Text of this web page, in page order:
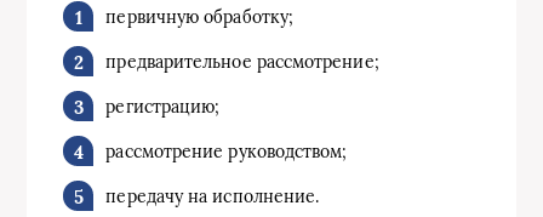
первичную обработку;
предварительное рассмотрение;
регистрацию;
рассмотрение руководством;
передачу на исполнение.